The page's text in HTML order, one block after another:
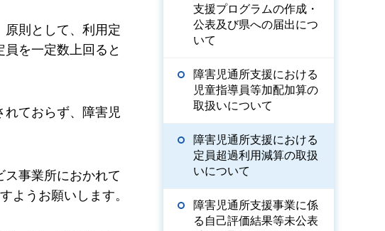
則として、利用定
を一定数上回ると
れておらず、障害児
ス事業所におかれて
ようお願いします。
支援プログラムの作成・
公表及び県への届出につ
いて
障害児通所支援における
児童指導員等加配加算の
取扱いについて
障害児通所支援における
定員超過利用減算の取扱
いについて
障害児通所支援事業に係
る自己評価結果等未公表